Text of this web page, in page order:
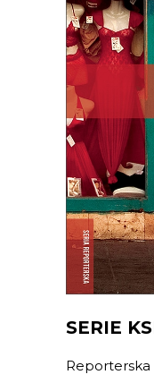
E-
paznokci
niektóre
SERIE
Reporterska